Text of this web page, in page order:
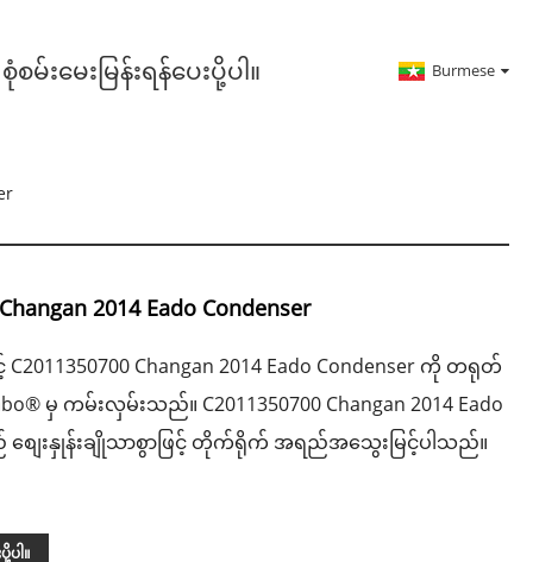
စုံစမ်းမေးမြန်းရန်ပေးပို့ပါ။ Burmese
2014 Eado Condenser
Changan 2014 Eado Condenser ကို တရုတ်
မှ ကမ်းလှမ်းသည်။ C2011350700 Changan 2014 Eado
စျေးနှုန်းချိုသာစွာဖြင့် တိုက်ရိုက် အရည်အသွေးမြင့်ပါသည်။
ပါ။